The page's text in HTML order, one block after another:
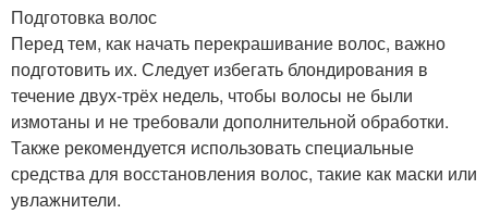
Подготовка волос
Перед тем, как начать перекрашивание волос, важно
подготовить их. Следует избегать блондирования в
течение двух-трёх недель, чтобы волосы не были
измотаны и не требовали дополнительной обработки.
Также рекомендуется использовать специальные
средства для восстановления волос, такие как маски или
увлажнители.